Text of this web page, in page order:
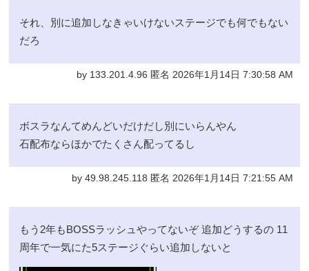
それ、別に追加しなきゃいけないステージでも何でもない
だろ
by 133.201.4.96 匿名 2026年1月14日 7:30:58 AM
ボスラなんてめんどいだけだし別にいらんやん
石配布ならほかでたくさん配ってるし
by 49.98.245.118 匿名 2026年1月14日 7:21:55 AM
もう2年もBOSSラッシュやってないぞ 追加どうするの 11
周年で一気にた5ステージぐらい追加しないと